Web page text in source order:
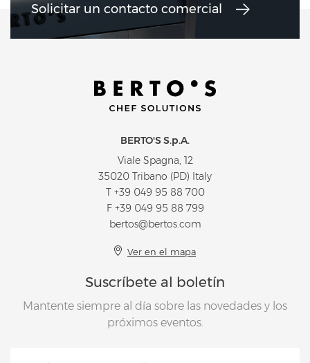
Solicitar un contacto comercial
BERTO'S S.p.A.
Viale Spagna, 12
35020 Tribano (PD) Italy
T +39 049 95 88 700
F +39 049 95 88 799
bertos@bertos.com
Ver en el mapa
Suscríbete al boletín
Mantente siempre al día sobre las novedades y los
próximos eventos.